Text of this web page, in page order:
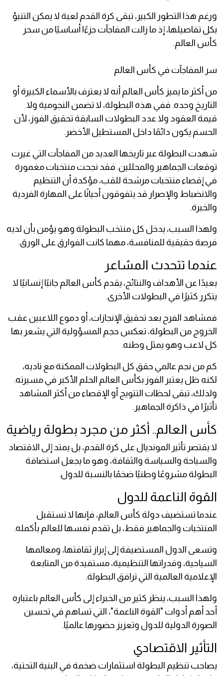
ورغم هذا التطور الكبير، تبقى كرة القدم لعبة لا يمكن التنبؤ
بكل تفاصيلها، إذ ما زالت المفاجآت جزءًا أساسيًا من سحر
كأس العالم.
سر المفاجآت في كأس العالم
من أكثر ما يميز كأس العالم أنه لا يعترف بالأسماء الكبيرة أو
التاريخ وحده. ففي هذه البطولة، لا تضمن النجومية ولا
قيمة العقود ولا عدد البطولات السابقة تحقيق الفوز، لأن
الحسم يكون دائمًا داخل المستطيل الأخضر.
شهدت البطولة عبر تاريخها العديد من المفاجآت التي غيرت
توقعات الجماهير والمحللين. فقد نجحت منتخبات مغمورة
في إقصاء منتخبات مرشحة للقب، مؤكدة أن التنظيم
والانضباط والإصرار قد يتفوقون أحيانًا على المهارة الفردية
والخبرة.
ولهذا السبب، يدخل كل منتخب البطولة وهو يؤمن بأن لديه
فرصة حقيقية للمنافسة، مهما كانت الفوارق على الورق.
عندما تتحدث المشاعر
بعيدًا عن الأهداف والنتائج، يقدم كأس العالم جانبًا إنسانيًا لا
يتكرر كثيرًا في البطولات الأخرى.
فمشاهد الفرح بعد تحقيق الإنجازات، أو دموع اللاعبين عقب
الخروج من البطولة، تعكس حجم المسؤولية التي يشعر بها
كل لاعب وهو يمثل وطنه.
كم من نجم عالمي حقق كل البطولات الممكنة مع ناديه،
لكنه ظل يعتبر الفوز بكأس العالم الحلم الأكبر في مسيرته.
ولذلك، تبقى لحظات التتويج أو الإقصاء من أكثر المشاهد
تأثيرًا في ذاكرة الجماهير.
كأس العالم.. أكثر من مجرد بطولة رياضية
لا يقتصر تأثير المونديال على كرة القدم، بل يمتد إلى الاقتصاد
والسياحة والسياسة والثقافة، وهو ما يجعل استضافة
البطولة مشروعًا وطنيًا ضخمًا بالنسبة للدول.
القوة الناعمة للدول
عندما تستضيف دولة كأس العالم، فإنها لا تستقبل
المنتخبات والجماهير فقط، بل تقدم نفسها للعالم بأكمله.
وتسعى الدول المستضيفة إلى إبراز ثقافتها، ومعالمها
السياحية، وقدراتها التنظيمية، مستفيدة من المتابعة
الإعلامية العالمية التي ترافق البطولة.
ولهذا السبب، ينظر كثير من الخبراء إلى كأس العالم باعتباره
أحد أهم أدوات "القوة الناعمة"، التي تساهم في تحسين
الصورة الدولية للدول وتعزيز حضورها عالميًا.
التأثير الاقتصادي
يصاحب تنظيم البطولة استثمارات ضخمة في البنية التحتية،